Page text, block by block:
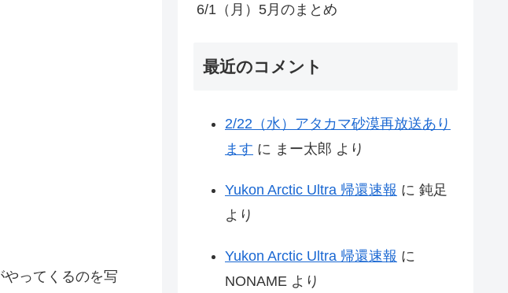
ってくるのを写
6/1（月）5月のまとめ
最近のコメント
2/22（水）アタカマ砂漠再放送あり
ます に まー太郎 より
Yukon Arctic Ultra 帰還速報 に 鈍足
より
Yukon Arctic Ultra 帰還速報 に
NONAME より